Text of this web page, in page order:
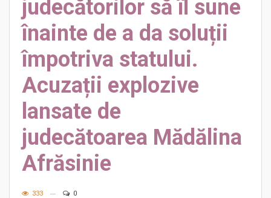
judecătorilor să îl sune
înainte de a da soluții
împotriva statului.
Acuzații explozive
lansate de
judecătoarea Mădălina
Afrăsinie
333 0